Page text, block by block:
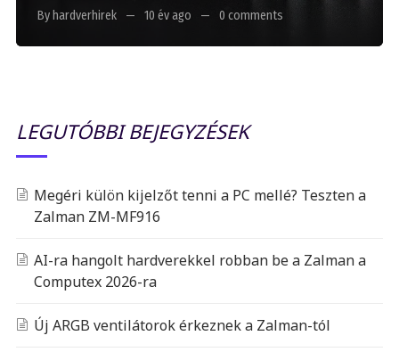
By hardverhirek 10 év ago 0 comments
LEGUTÓBBI BEJEGYZÉSEK
Megéri külön kijelzőt tenni a PC mellé? Teszten a
Zalman ZM-MF916
AI-ra hangolt hardverekkel robban be a Zalman a
Computex 2026-ra
Új ARGB ventilátorok érkeznek a Zalman-tól